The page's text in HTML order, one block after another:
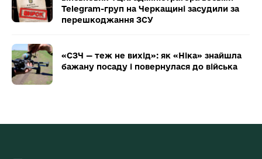
Telegram-груп на Черкащині засудили за
перешкоджання ЗСУ
«СЗЧ — теж не вихід»: як «Ніка» знайшла
бажану посаду і повернулася до війська